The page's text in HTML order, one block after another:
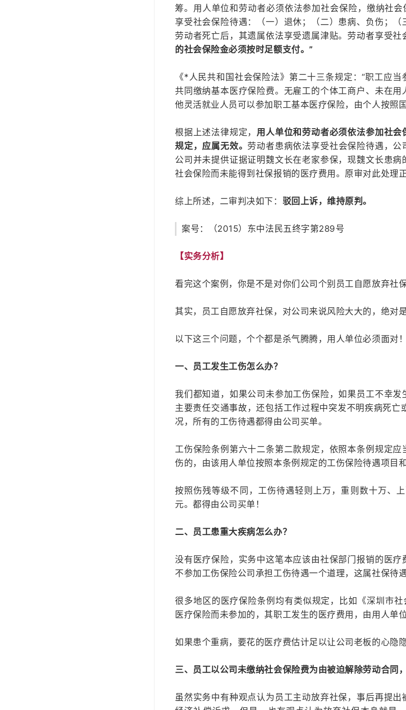
筹。用人单位和劳动者必须依法参加社会保险，缴纳社
享受社会保险待遇：（一）退休；（二）患病、负伤；
劳动者死亡后，其遗属依法享受遗属津贴。劳动者享受
的社会保险金必须按时足额支付。”
《*人民共和国社会保险法》第二十三条规定：“职工应
共同缴纳基本医疗保险费。无雇工的个体工商户、未在
他灵活就业人员可以参加职工基本医疗保险，由个人按照
根据上述法律规定， 用人单位和劳动者必须依法参加社
规定，应属无效。 劳动者患病依法享受社会保险待遇，
公司并未提供证据证明魏文长在老家参保，现魏文长患
社会保险而未能得到社保报销的医疗费用。原审对此处理
综上所述，二审判决如下： 驳回上诉，维持原判。
案号：（2015）东中法民五终字第289号
【实务分析】
看完这个案例，你是不是对你们公司个别员工自愿放弃社
其实，员工自愿放弃社保，对公司来说风险大大的，绝对
以下这三个问题，个个都是杀气腾腾，用人单位必须面对！
一、员工发生工伤怎么办？
我们都知道，如果公司未参加工伤保险，如果员工不幸
主要责任交通事故，还包括工作过程中突发不明疾病死
况，所有的工伤待遇都得由公司买单。
工伤保险条例第六十二条第二款规定，依照本条例规定
伤的，由该用人单位按照本条例规定的工伤保险待遇项目
按照伤残等级不同，工伤待遇轻则上万，重则数十万、
元。都得由公司买单！
二、员工患重大疾病怎么办？
没有医疗保险，实务中这笔本应该由社保部门报销的医
不参加工伤保险公司承担工伤待遇一个道理，这属社保待
很多地区的医疗保险条例均有类似规定，比如《深圳市
医疗保险而未参加的，其职工发生的医疗费用，由用人单
如果患个重病，要花的医疗费估计足以让公司老板的心隐隐
三、员工以公司未缴纳社会保险费为由被迫解除劳动合同
虽然实务中有种观点认为员工主动放弃社保，事后再提